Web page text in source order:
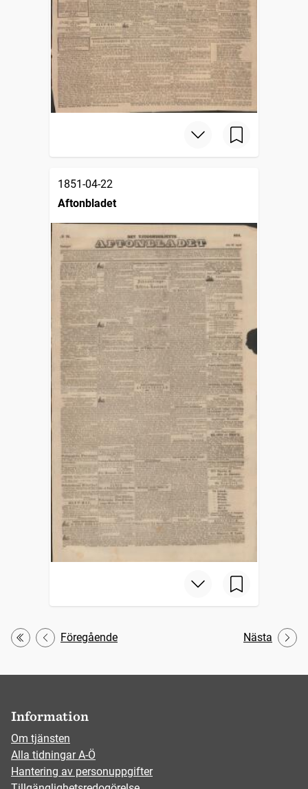
1851-04-22
Aftonbladet
Första
Föregående Nästa
Information
Om tjänsten
Alla tidningar A-Ö
Hantering av personuppgifter